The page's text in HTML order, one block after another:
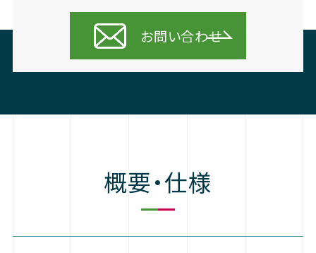
お問い合わせ
概要・仕様